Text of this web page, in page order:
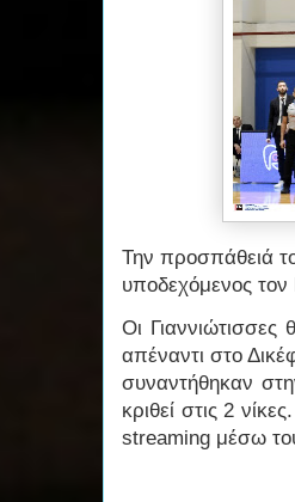
Την προσπάθειά
υποδεχόμενος
Οι
απέναντι στο
συναντήθηκαν
κριθεί στις 2
streaming μέσω